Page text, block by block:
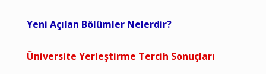
Yeni Açılan Bölümler Nelerdir?
Üniversite Yerleştirme Tercih Sonuçları